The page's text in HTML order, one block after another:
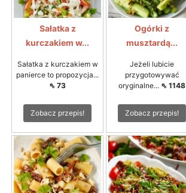
Sałatka z
kurczakiem w...
Sałatka z kurczakiem w
panierce to propozycja...
⇖ 73
Zobacz przepis!
Ogórki z
musztardą...
Jeżeli lubicie
przygotowywać
oryginalne... ⇖ 1148
Zobacz przepis!